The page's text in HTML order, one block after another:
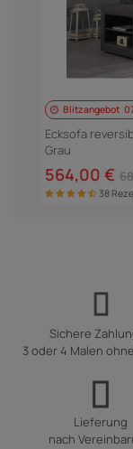
Blitzangebot
Ecksofa
Grau
564,00 €
38
Sichere
3 oder 4 Malen
Lieferung
nach